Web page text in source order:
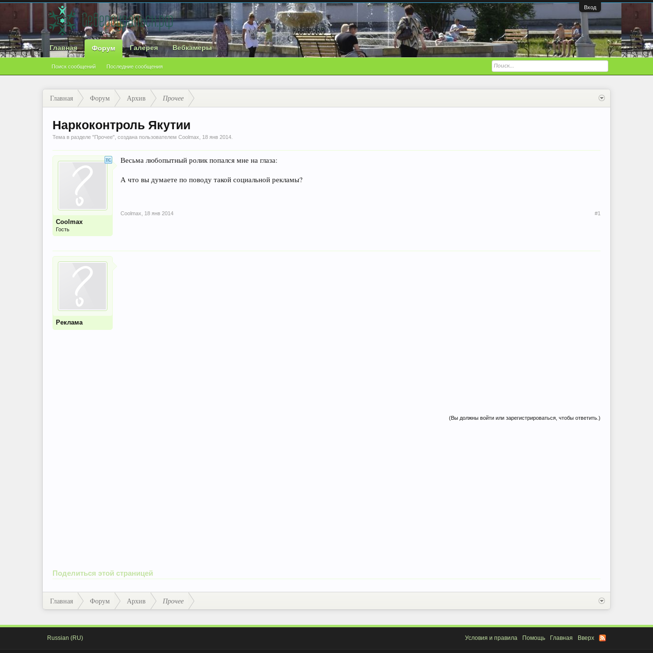
Вход
Главная Форум
Поиск сообщений Последние сообщения
Галерея Вебкамеры
Главная Форум Архив Прочее
Наркоконтроль Якутии
Тема в разделе "Прочее", создана пользователем Coolmax 18 янв 2014
Coolmax
Гость
Весьма любопытный ролик попался мне на глаза:
А что вы думаете по поводу такой социальной рекламы?
Coolmax 18 янв 2014 #1
Реклама
(Вы должны войти или зарегистрироваться, чтобы ответить.)
Поделиться этой страницей
Главная Форум Архив Прочее
Russian (RU) Условия и правила Помощь Главная Вверх